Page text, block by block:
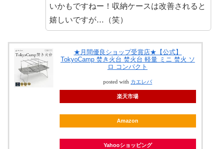
いかもですねー！収納ケースは改善されると
嬉しいですが…（笑）
★月間優良ショップ受賞店★【公式】
TokyoCamp 焚き火台 焚火台 軽量 ミニ 焚火 ソ
ロ コンパクト
posted with カエレバ
楽天市場
Amazon
Yahooショッピング